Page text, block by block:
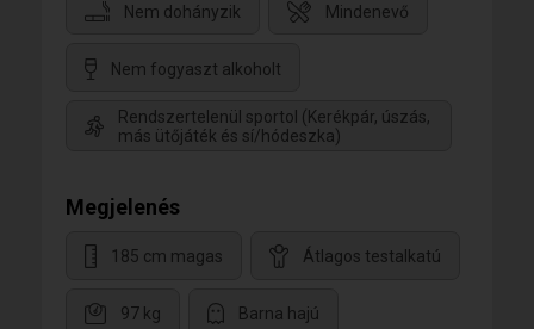
Nem dohányzik Mindenevő
Nem fogyaszt alkoholt
Rendszertelenül sportol (Kerékpár, úszás,
más ütőjáték és sí/hódeszka)
Megjelenés
185 cm magas Átlagos testalkatú
97 kg Barna hajú